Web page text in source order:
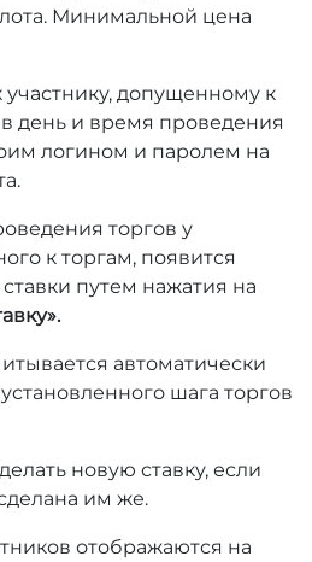
Минимальной цена
участнику, допущенному к
день и время проведения
логином и паролем на
торгов у
к торгам, появится
путем нажатия на
автоматически
шага торгов
новую ставку, если
им же.
отображаются на